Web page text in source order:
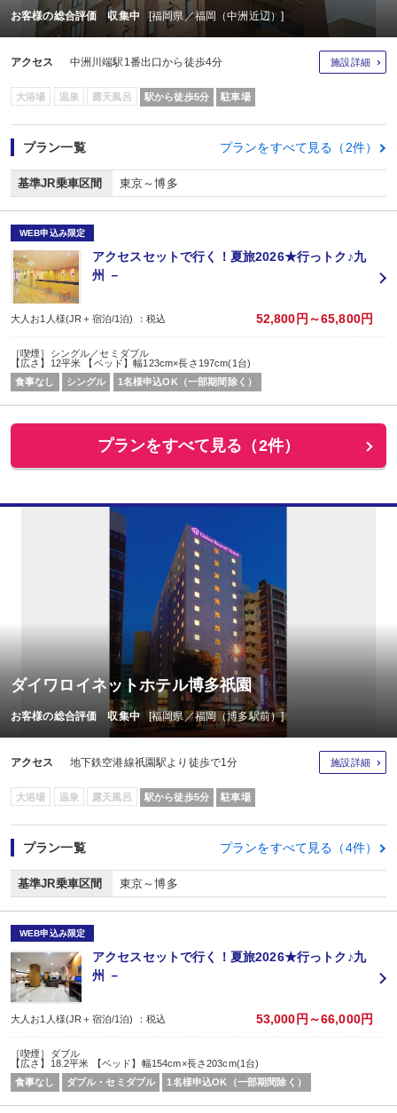
お客様の総合評価 収集中 [福岡県／福岡（中洲近辺）]
アクセス 中洲川端駅1番出口から徒歩4分 施設詳細
大浴場 温泉 露天風呂 駅から徒歩5分 駐車場
プラン一覧 プランをすべて見る（2件）
基準JR乗車区間 東京～博多
WEB申込み限定
アクセスセットで行く！夏旅2026★行っトク♪九
州 －
大人お1人様(JR＋宿泊/1泊) ：税込 52,800円～65,800円
［喫煙］シングル／セミダブル
【広さ】12平米 【ベッド】幅123cm×長さ197cm(1台)
食事なし
シングル 1名様申込OK（一部期間除く）
プランをすべて見る（2件）
ダイワロイネットホテル博多祇園
お客様の総合評価 収集中 [福岡県／福岡（博多駅前）]
アクセス 地下鉄空港線祇園駅より徒歩で1分 施設詳細
大浴場 温泉 露天風呂 駅から徒歩5分 駐車場
プラン一覧 プランをすべて見る（4件）
基準JR乗車区間 東京～博多
WEB申込み限定
アクセスセットで行く！夏旅2026★行っトク♪九
州 －
大人お1人様(JR＋宿泊/1泊) ：税込 53,000円～66,000円
［喫煙］ダブル
【広さ】18.2平米 【ベッド】幅154cm×長さ203cm(1台)
食事なし
ダブル・セミダブル 1名様申込OK（一部期間除く）